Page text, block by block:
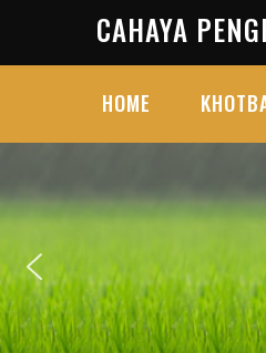
content
CAHAYA
HOME